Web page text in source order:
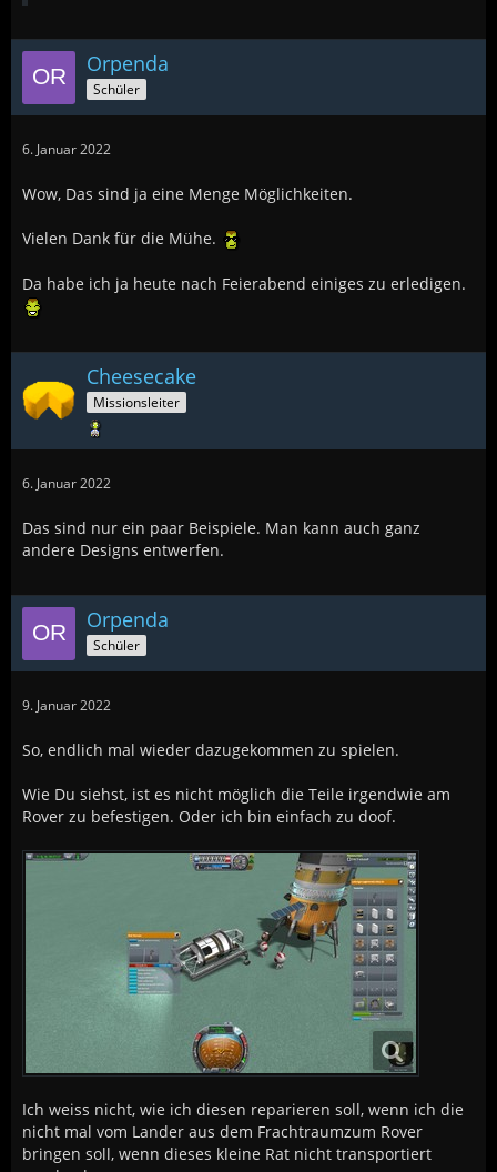
Orpenda
Schüler
6. Januar 2022
Wow, Das sind ja eine Menge Möglichkeiten.
Vielen Dank für die Mühe.
Da habe ich ja heute nach Feierabend einiges zu erledigen.
Cheesecake
Missionsleiter
6. Januar 2022
Das sind nur ein paar Beispiele. Man kann auch ganz
andere Designs entwerfen.
Orpenda
Schüler
9. Januar 2022
So, endlich mal wieder dazugekommen zu spielen.
Wie Du siehst, ist es nicht möglich die Teile irgendwie am
Rover zu befestigen. Oder ich bin einfach zu doof.
Ich weiss nicht, wie ich diesen reparieren soll, wenn ich die
nicht mal vom Lander aus dem Frachtraumzum Rover
bringen soll, wenn dieses kleine Rat nicht transportiert